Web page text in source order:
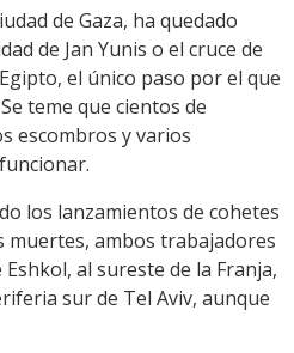
de Gaza, ha quedado
de Jan Yunis o el cruce de
el único paso por el que
teme que cientos de
escombros y varios
los lanzamientos de cohetes
muertes, ambos trabajadores
al sureste de la Franja,
sur de Tel Aviv, aunque